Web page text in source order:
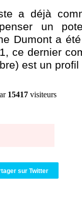
a déjà
un
Dumont a
ce dernier
est un profil
15417 visiteurs
sur Twitter